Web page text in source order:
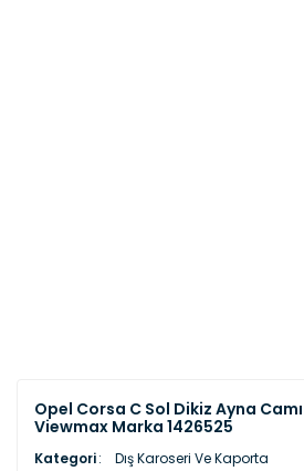
Opel Corsa C Sol Dikiz Ayna Camı
Viewmax Marka 1426525
Kategori
Dış Karoseri Ve Kaporta